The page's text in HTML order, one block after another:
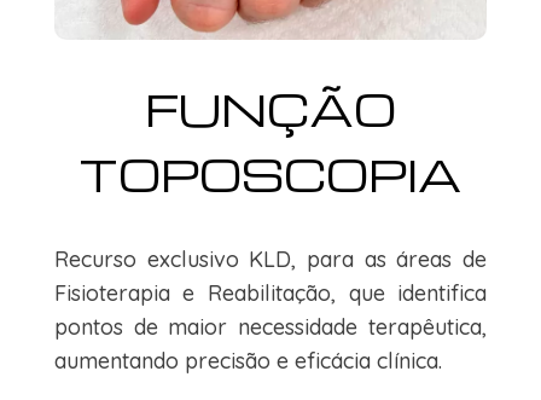
FUNÇÃO
TOPOSCOPIA
Recurso exclusivo KLD, para as áreas de
Fisioterapia e Reabilitação, que identifica
pontos de maior necessidade terapêutica,
aumentando precisão e eficácia clínica.